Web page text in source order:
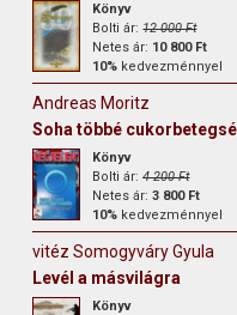
Könyv
Bolti ár:12 000 Ft
Netes ár: 10 800 Ft
10% kedvezménnyel
Andreas Moritz
Soha többé
Könyv
Bolti ár:4 200 Ft
Netes ár:3 800 Ft
10% kedvezménnyel
vitéz Somogyváry Gyula
Levél a másvilágra
Könyv